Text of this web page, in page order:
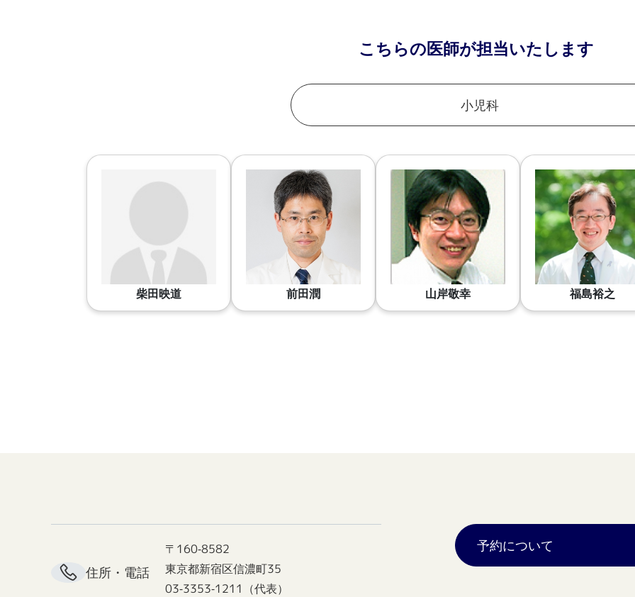
こちらの医師が担当いたします
小児科
柴田映道 前田潤 山岸敬幸 福島裕之
住所・電話
〒160-8582
東京都新宿区信濃町35
03-3353-1211（代表）
予約について